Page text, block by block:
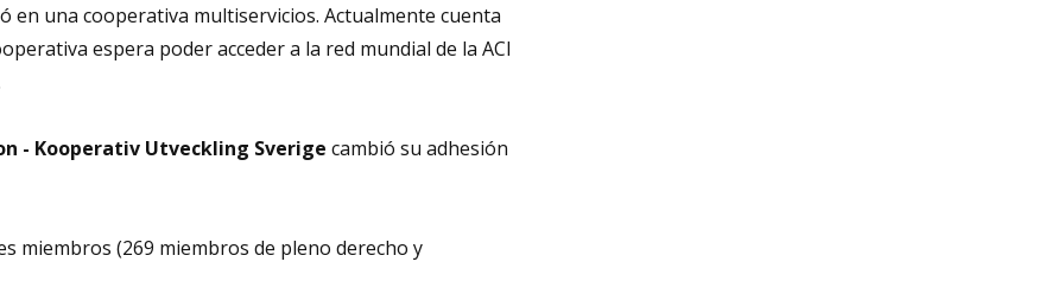
una cooperativa multiservicios. Actualmente cuenta
espera poder acceder a la red mundial de la ACI
- Kooperativ Utveckling Sverige cambió su adhesión
miembros (269 miembros de pleno derecho y